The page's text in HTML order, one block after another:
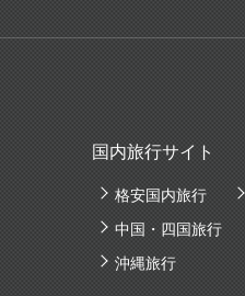
国内旅行サイト
格安国内旅行
中国・四国旅行
沖縄旅行